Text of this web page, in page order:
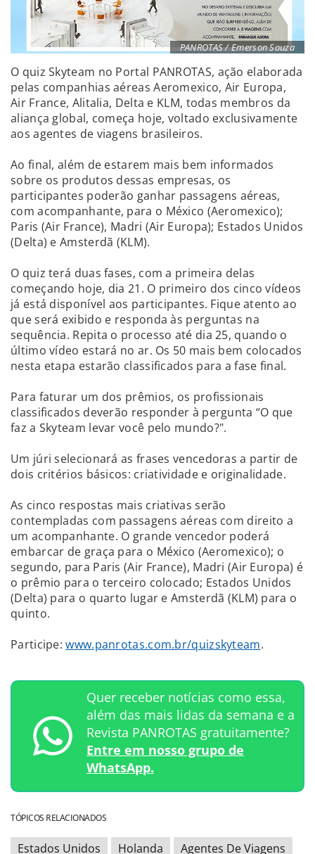
PANROTAS / Emerson Souza
O quiz Skyteam no Portal PANROTAS, ação elaborada
pelas companhias aéreas Aeromexico, Air Europa,
Air France, Alitalia, Delta e KLM, todas membros da
aliança global, começa hoje, voltado exclusivamente
aos agentes de viagens brasileiros.
Ao final, além de estarem mais bem informados
sobre os produtos dessas empresas, os
participantes poderão ganhar passagens aéreas,
com acompanhante, para o México (Aeromexico);
Paris (Air France), Madri (Air Europa); Estados Unidos
(Delta) e Amsterdã (KLM).
O quiz terá duas fases, com a primeira delas
começando hoje, dia 21. O primeiro dos cinco vídeos
já está disponível aos participantes. Fique atento ao
que será exibido e responda às perguntas na
sequência. Repita o processo até dia 25, quando o
último vídeo estará no ar. Os 50 mais bem colocados
nesta etapa estarão classificados para a fase final.
Para faturar um dos prêmios, os profissionais
classificados deverão responder à pergunta “O que
faz a Skyteam levar você pelo mundo?".
Um júri selecionará as frases vencedoras a partir de
dois critérios básicos: criatividade e originalidade.
As cinco respostas mais criativas serão
contempladas com passagens aéreas com direito a
um acompanhante. O grande vencedor poderá
embarcar de graça para o México (Aeromexico); o
segundo, para Paris (Air France), Madri (Air Europa) é
o prêmio para o terceiro colocado; Estados Unidos
(Delta) para o quarto lugar e Amsterdã (KLM) para o
quinto.
Participe:www.panrotas.com.br/quizskyteam.
Quer receber notícias como essa,
além das mais lidas da semana e a
Revista PANROTAS gratuitamente?
Entre em nosso grupo de
WhatsApp.
TÓPICOS RELACIONADOS
Estados Unidos Holanda Agentes De Viagens